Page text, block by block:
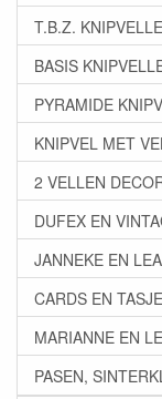
T.B.Z.
BASIS
PYRAMIDE
KNIPVEL MET
2 VELLEN
DUFEX EN
JANNEKE EN
CARDS EN
MARIANNE EN
PASEN,